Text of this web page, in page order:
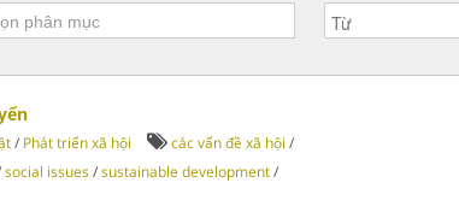
/ Phát triển xã hội các vấn đề xã hội /
social issues/sustainable development/